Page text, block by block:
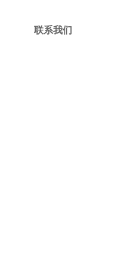
联系我们